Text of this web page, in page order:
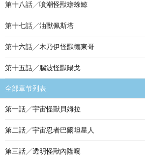
第十八話╱噴潮怪獸蟾蜍鯨
第十七話╱油獸佩斯塔
第十六話╱木乃伊怪獸德東哥
第十五話╱腦波怪獸陽戈
全部章节列表
第一話╱宇宙怪獸貝姆拉
第二話╱宇宙忍者巴爾坦星人
第三話╱透明怪獸內隆嘎